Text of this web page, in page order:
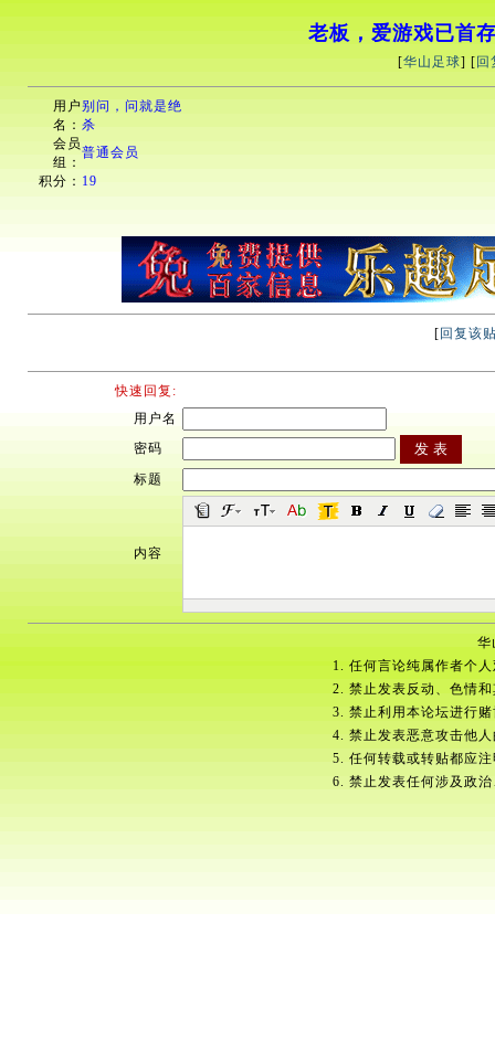
老板，爱游戏已首
[华山足球] [ 回
用户
名：
别问，问就是绝
杀
会员
组：
普通会员
积分： 19
[ 回复该
快速回复:
用户名
密码
标题
内容
华
1. 任何言论纯属作者个
2. 禁止发表反动、色情
3. 禁止利用本论坛进行
4. 禁止发表恶意攻击他
5. 任何转载或转贴都应
6. 禁止发表任何涉及政